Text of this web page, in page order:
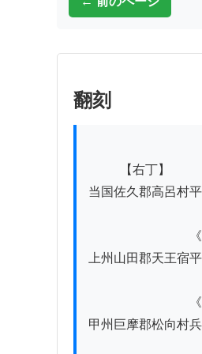
翻刻
当国佐久郡高呂村
元右
《割書：請
上州山田郡天王宿
菊三
《割書：請
甲州巨摩郡松向村
藤太